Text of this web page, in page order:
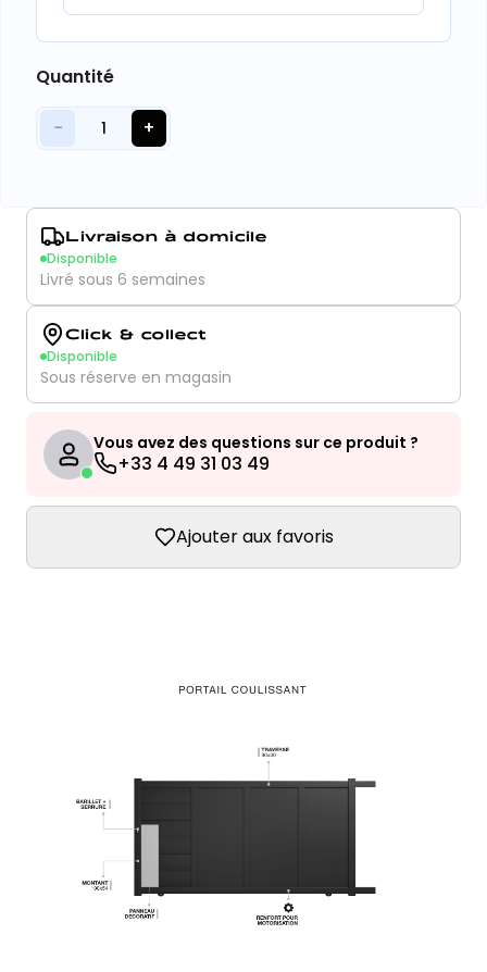
Quantité
− 1 +
Livraison à domicile
Disponible
Livré sous 6 semaines
Click & collect
Disponible
Sous réserve en magasin
Vous avez des questions sur ce produit ?
+33 4 49 31 03 49
Ajouter aux favoris